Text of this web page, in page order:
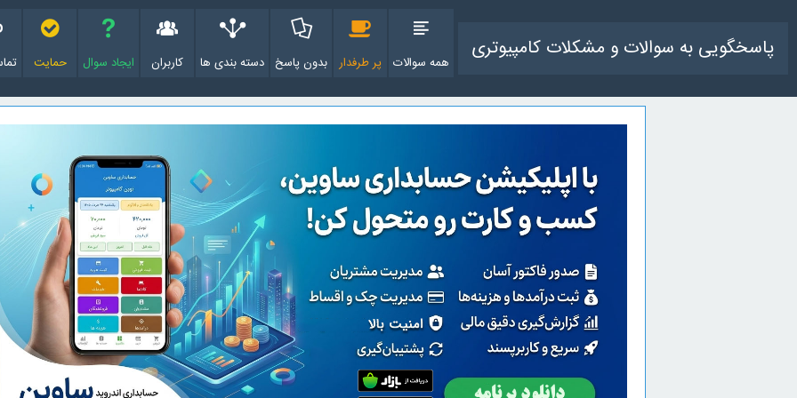
پاسخگویی به سوالات و مشکلات کامپیوتری همه سوالات پر طرفدار بدون پاسخ دسته بندی ها کاربران ایجاد سوال حمایت